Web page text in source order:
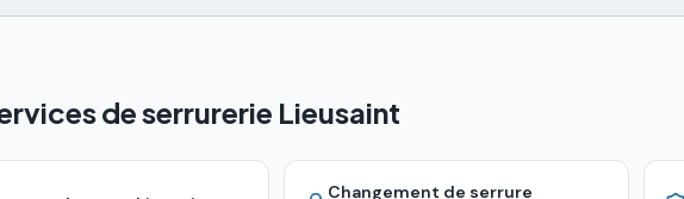
de serrurerie Lieusaint
Changement de serrure